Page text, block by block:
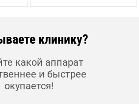
клинику?
какой аппарат
и быстрее
окупается!